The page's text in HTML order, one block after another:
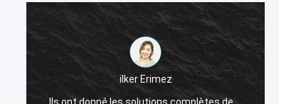
احمد عبدالله
Vos connecteurs de picabond d'ampère
TYCO utilisés pour des télécom de l'Iran